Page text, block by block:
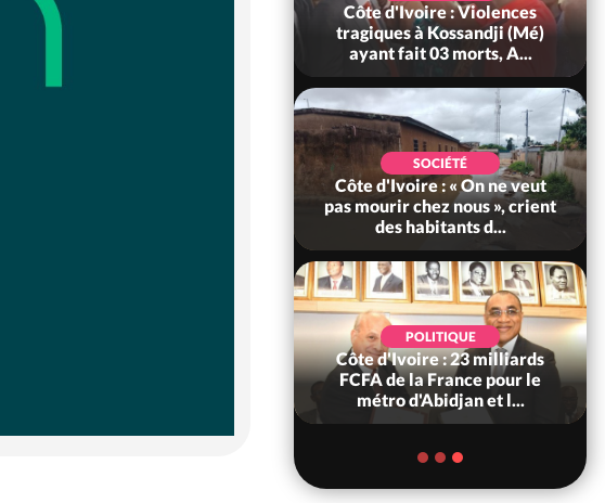
Côte d'Ivoire : Ouattara
promet des sanctions contre
les déguerpissements i...
POLITIQUE
Côte d'Ivoire : Fête nationale,
Alassane Ouattara accorde
la grâce à 4 661...
POLITIQUE
Côte d'Ivoire : 66è
anniversaire de
l'indépendance, Alassane
Ouattara prome...